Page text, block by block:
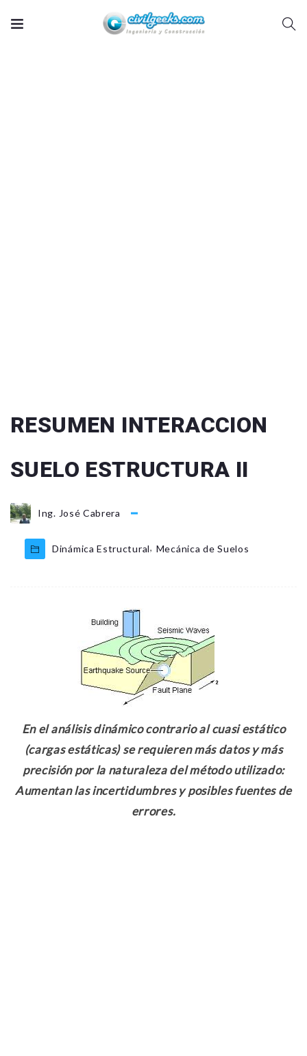
RESUMEN INTERACCION
SUELO ESTRUCTURA II
Ing. José Cabrera
Dinámica Estructural, Mecánica de Suelos
En el análisis dinámico contrario al cuasi estático
(cargas estáticas) se requieren más datos y más
precisión por la naturaleza del método utilizado:
Aumentan las incertidumbres y posibles fuentes de
errores.